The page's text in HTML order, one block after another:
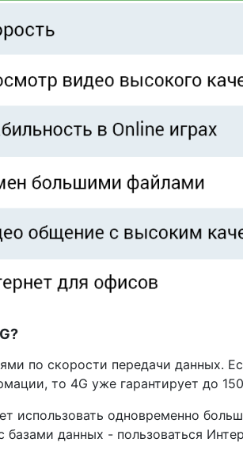
по скорости передачи данных.
то 4G уже гарантирует до
использовать одновременно
базами данных - пользоваться